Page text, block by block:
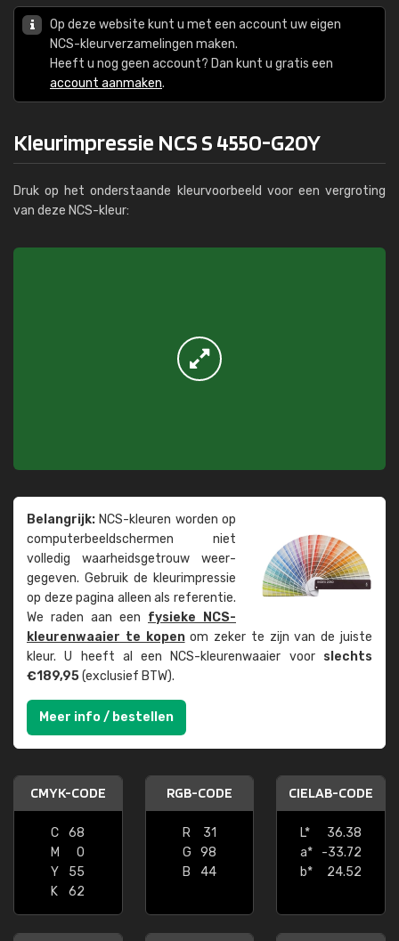
Op deze website kunt u met een account uw eigen
NCS-kleurverzamelingen maken.
Heeft u nog geen account? Dan kunt u gratis een
account aanmaken.
Kleurimpressie NCS S 4550-G20Y
Druk op het onderstaande kleurvoorbeeld voor een vergroting
van deze NCS-kleur:
Belangrijk: NCS-kleuren worden op
computer­beeld­schermen niet
volledig waarheids­­getrouw weer­
gegeven. Gebruik de kleur­impressie
op deze pagina alleen als referentie.
We raden aan een fysieke NCS-
kleuren­waaier te kopenom zeker te zijn van de juiste
kleur. U heeft al een NCS-kleuren­waaier voor slechts
€189,95(exclusief BTW).
Meer info / bestellen
CMYK-CODE
C
68
M
0
Y
55
K
62
RGB-CODE
R
31
G
98
B
44
CIELAB-CODE
L*
36.38
a*
-33.72
b*
24.52